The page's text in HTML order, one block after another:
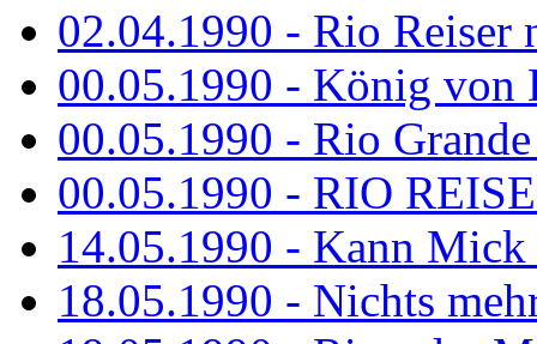
02.04.1990 - Rio
00.05.1990 - König von
00.05.1990 - Rio
00.05.1990 - RIO
14.05.1990 - Kann Mick
18.05.1990 - Nichts